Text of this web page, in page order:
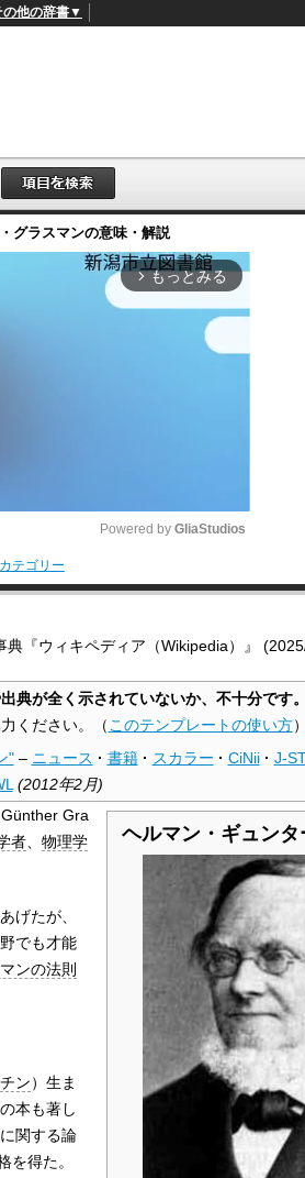
の他の辞書▼
グラスマンの意味・解説
arrow_forward_ios もっとみる
M
t
e
Powered by GliaStudios
カテゴリー
典『ウィキペディア（Wikipedia）』
典が全く示されていないか、不十分です。
ください。
（このテンプレートの使い方）
"– ニュース · 書籍 · スカラー · CiNii · J-
(2012年2月)
ヘルマン・ギュン
Gra
者、 物理学
げたが、
でも才能
ンの法則
ン）生ま
本も著し
に関する論
を得た。